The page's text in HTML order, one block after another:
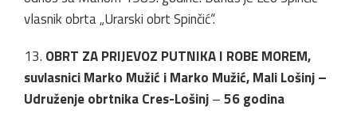
vlasnik obrta „Urarski obrt Spinčić“.
13. OBRT ZA PRIJEVOZ PUTNIKA I ROBE MOREM,
suvlasnici Marko Mužić i Marko Mužić, Mali Lošinj –
Udruženje obrtnika Cres-Lošinj–56 godina